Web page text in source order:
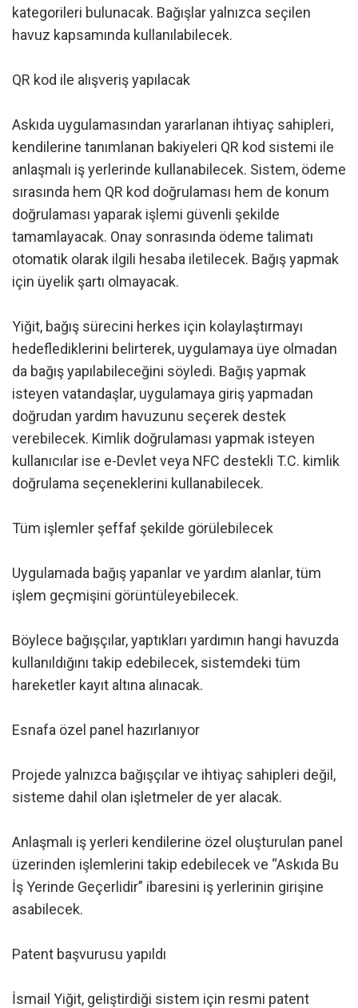
kategorileri bulunacak. Bağışlar yalnızca seçilen
havuz kapsamında kullanılabilecek.
QR kod ile alışveriş yapılacak
Askıda uygulamasından yararlanan ihtiyaç sahipleri,
kendilerine tanımlanan bakiyeleri QR kod sistemi ile
anlaşmalı iş yerlerinde kullanabilecek. Sistem, ödeme
sırasında hem QR kod doğrulaması hem de konum
doğrulaması yaparak işlemi güvenli şekilde
tamamlayacak. Onay sonrasında ödeme talimatı
otomatik olarak ilgili hesaba iletilecek. Bağış yapmak
için üyelik şartı olmayacak.
Yiğit, bağış sürecini herkes için kolaylaştırmayı
hedeflediklerini belirterek, uygulamaya üye olmadan
da bağış yapılabileceğini söyledi. Bağış yapmak
isteyen vatandaşlar, uygulamaya giriş yapmadan
doğrudan yardım havuzunu seçerek destek
verebilecek. Kimlik doğrulaması yapmak isteyen
kullanıcılar ise e-Devlet veya NFC destekli T.C. kimlik
doğrulama seçeneklerini kullanabilecek.
Tüm işlemler şeffaf şekilde görülebilecek
Uygulamada bağış yapanlar ve yardım alanlar, tüm
işlem geçmişini görüntüleyebilecek.
Böylece bağışçılar, yaptıkları yardımın hangi havuzda
kullanıldığını takip edebilecek, sistemdeki tüm
hareketler kayıt altına alınacak.
Esnafa özel panel hazırlanıyor
Projede yalnızca bağışçılar ve ihtiyaç sahipleri değil,
sisteme dahil olan işletmeler de yer alacak.
Anlaşmalı iş yerleri kendilerine özel oluşturulan panel
üzerinden işlemlerini takip edebilecek ve “Askıda Bu
İş Yerinde Geçerlidir” ibaresini iş yerlerinin girişine
asabilecek.
Patent başvurusu yapıldı
İsmail Yiğit, geliştirdiği sistem için resmi patent